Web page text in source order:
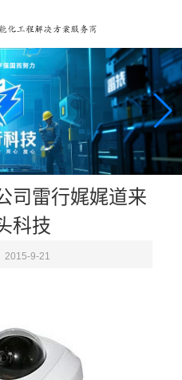
司雷行娓娓道来
科技
2015-9-21